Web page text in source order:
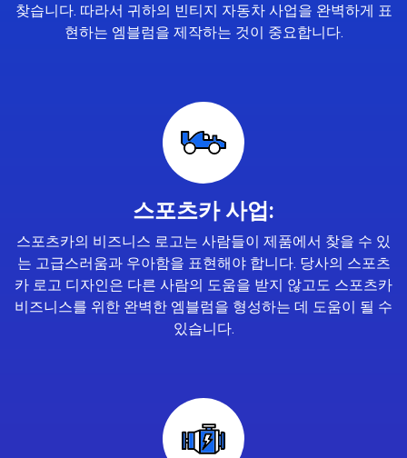
찾습니다. 따라서 귀하의 빈티지 자동차 사업을 완벽하게 표
현하는 엠블럼을 제작하는 것이 중요합니다.
스포츠카 사업:
스포츠카의 비즈니스 로고는 사람들이 제품에서 찾을 수 있
는 고급스러움과 우아함을 표현해야 합니다. 당사의 스포츠
카 로고 디자인은 다른 사람의 도움을 받지 않고도 스포츠카
비즈니스를 위한 완벽한 엠블럼을 형성하는 데 도움이 될 수
있습니다.